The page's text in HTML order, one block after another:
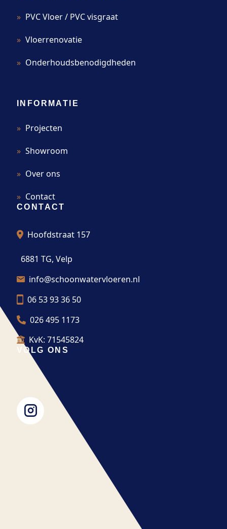
PVC Vloer / PVC visgraat
Vloerrenovatie
Onderhoudsbenodigdheden
INFORMATIE
Projecten
Showroom
Over ons
Contact
CONTACT
Hoofdstraat 157
6881 TG, Velp
info@schoonwatervloeren.nl
06 53 93 36 50
026 495 1173
KvK: 71545824
VOLG ONS
Algemene Voorwaarden